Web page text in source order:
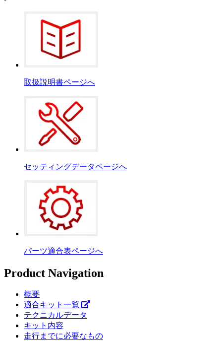
取扱説明書ページへ
セッティングデータページへ
パーツ適合表ページへ
Product Navigation
概要
適合キット一覧
テクニカルデータ
キット内容
走行までに必要なもの